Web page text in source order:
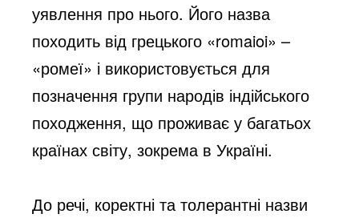
уявлення про нього. Його назва
походить від грецького «romaioi» –
«ромеї» і використовується для
позначення групи народів індійського
походження, що проживає у багатьох
країнах світу, зокрема в Україні.
До речі, коректні та толерантні назви